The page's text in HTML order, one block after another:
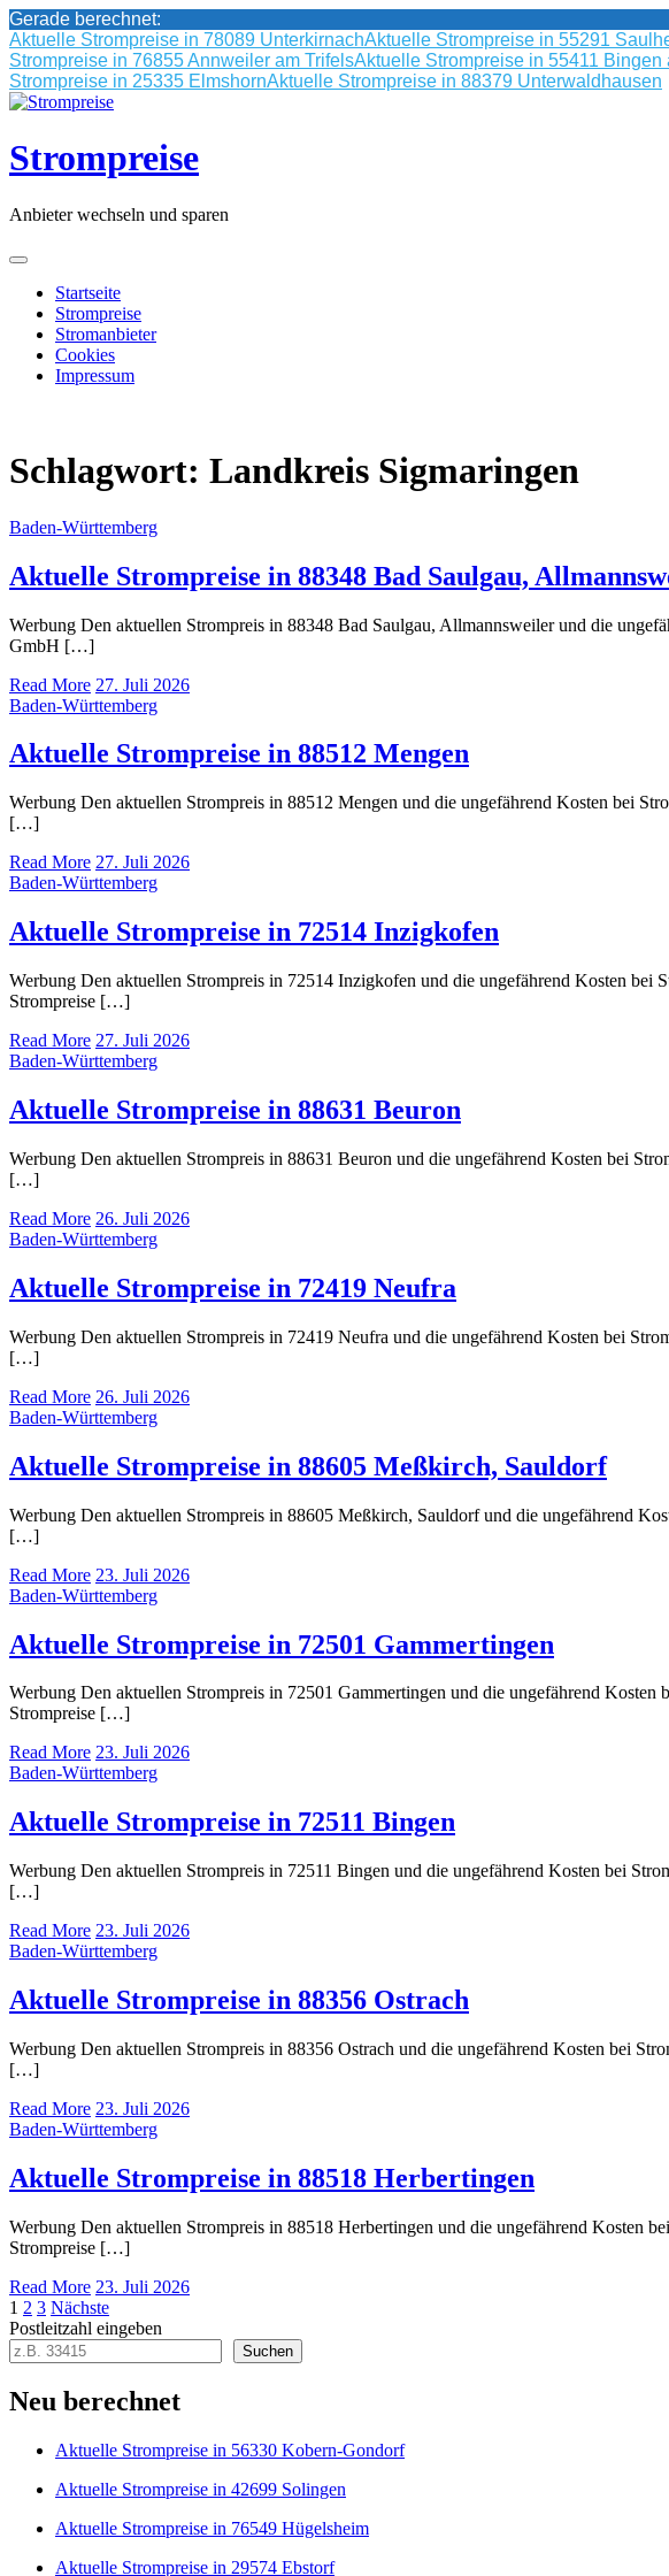
Gerade berechnet:
Aktuelle Strompreise in 78089 UnterkirnachAktuelle Strompreise in 55291
Strompreise in 76855 Annweiler am TrifelsAktuelle Strompreise in 55411 Bingen
Strompreise in 25335 ElmshornAktuelle Strompreise in 88379 Unterwaldhausen
Skip
content
Strompreise
Anbieter wechseln und sparen
Startseite
Strompreise
Stromanbieter
Cookies
Impressum
Schlagwort: Landkreis Sigmaringen
Baden-Württemberg
Aktuelle Strompreise in 88348 Bad Saulgau,
Werbung Den aktuellen Strompreis in 88348 Bad Saulgau, Allmannsweiler und die
GmbH […]
Read More 27. Juli 2026
Baden-Württemberg
Aktuelle Strompreise in 88512 Mengen
Werbung Den aktuellen Strompreis in 88512 Mengen und die ungefährend Kosten bei
[…]
Read More 27. Juli 2026
Baden-Württemberg
Aktuelle Strompreise in 72514 Inzigkofen
Werbung Den aktuellen Strompreis in 72514 Inzigkofen und die ungefährend Kosten
Strompreise […]
Read More 27. Juli 2026
Baden-Württemberg
Aktuelle Strompreise in 88631 Beuron
Werbung Den aktuellen Strompreis in 88631 Beuron und die ungefährend Kosten bei
[…]
Read More 26. Juli 2026
Baden-Württemberg
Aktuelle Strompreise in 72419 Neufra
Werbung Den aktuellen Strompreis in 72419 Neufra und die ungefährend Kosten bei
[…]
Read More 26. Juli 2026
Baden-Württemberg
Aktuelle Strompreise in 88605 Meßkirch, Sauldorf
Werbung Den aktuellen Strompreis in 88605 Meßkirch, Sauldorf und die ungefährend
[…]
Read More 23. Juli 2026
Baden-Württemberg
Aktuelle Strompreise in 72501 Gammertingen
Werbung Den aktuellen Strompreis in 72501 Gammertingen und die ungefährend
Strompreise […]
Read More 23. Juli 2026
Baden-Württemberg
Aktuelle Strompreise in 72511 Bingen
Werbung Den aktuellen Strompreis in 72511 Bingen und die ungefährend Kosten bei
[…]
Read More 23. Juli 2026
Baden-Württemberg
Aktuelle Strompreise in 88356 Ostrach
Werbung Den aktuellen Strompreis in 88356 Ostrach und die ungefährend Kosten bei
[…]
Read More 23. Juli 2026
Baden-Württemberg
Aktuelle Strompreise in 88518 Herbertingen
Werbung Den aktuellen Strompreis in 88518 Herbertingen und die ungefährend Kosten
Strompreise […]
Read More 23. Juli 2026
Seitennummerierung
der
Beiträge
1 2 3 Nächste
Postleitzahl eingeben
Suchen
Neu berechnet
Aktuelle Strompreise in 56330 Kobern-Gondorf
Aktuelle Strompreise in 42699 Solingen
Aktuelle Strompreise in 76549 Hügelsheim
Aktuelle Strompreise in 29574 Ebstorf